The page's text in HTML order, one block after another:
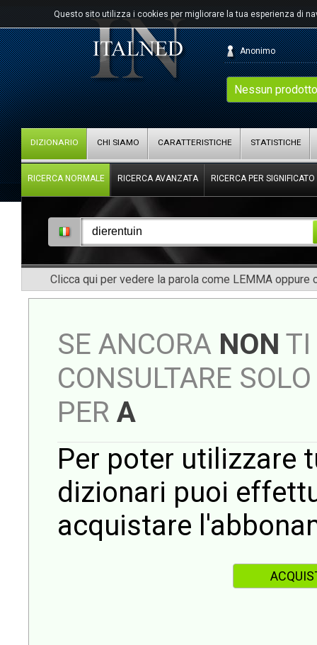
Questo sito utilizza i cookies per migliorare la tua esperienza di
Nessun
Anonimo
DIZIONARIO CHI SIAMO CARATTERISTICHE STATISTICHE
RICERCA NORMALE RICERCA AVANZATA RICERCA PER SIGNIFICATO
Clicca qui per vedere la parola come LEMMA oppure
SE ANCORA NON TI
CONSULTARE
PER A
Per poter utilizzare
dizionari puoi
acquistare